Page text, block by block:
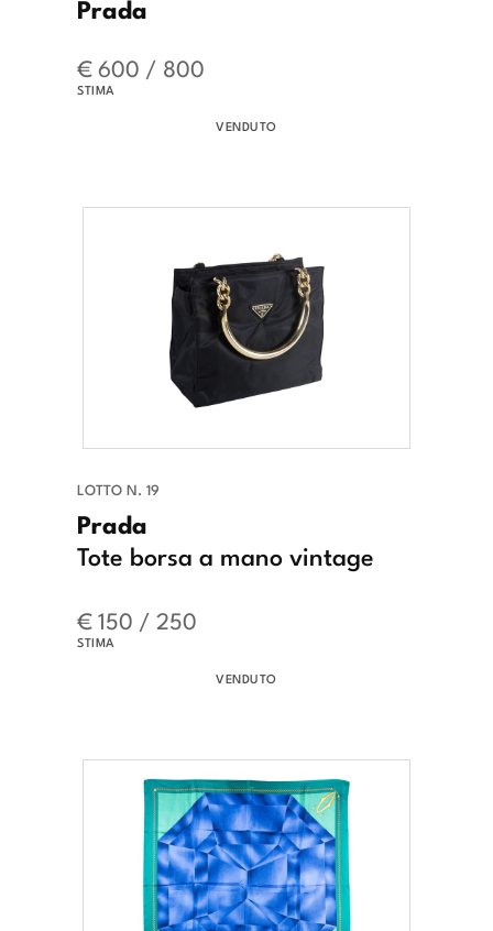
Prada
€ 600 / 800
STIMA
VENDUTO
LOTTO N. 19
Prada
Tote borsa a mano vintage
€ 150 / 250
STIMA
VENDUTO